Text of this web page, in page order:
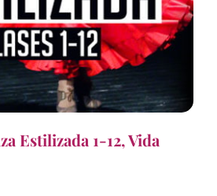
Estilizada 1-12, Vida